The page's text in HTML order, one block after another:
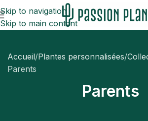
Skip to navigation
Skip to main content
Accueil Plantes personnalisées
Parents
Parents